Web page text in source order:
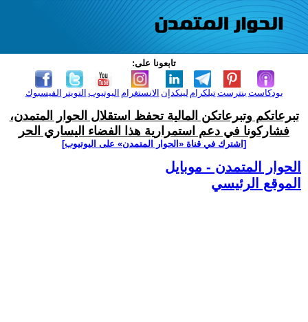
تابعونا على:
الفيسبوك التويتر اليوتيوب الانستغرام لينكدإن تيلكرامبنترست بودكاست
تبرعاتكم وتبرعاتكن المالية تحفظ استقلال الحوار المتمدن،
فشاركونا في دعم استمرارية هذا الفضاء اليساري الحر
[اشترك في قناة ‫«الحوار المتمدن» على اليوتيوب]
الحوار المتمدن - موبايل
الموقع الرئيسي